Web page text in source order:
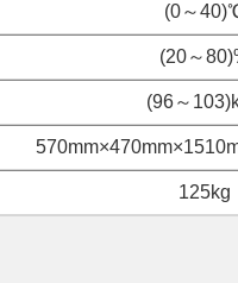
(0～
(20～
(96～
125kg